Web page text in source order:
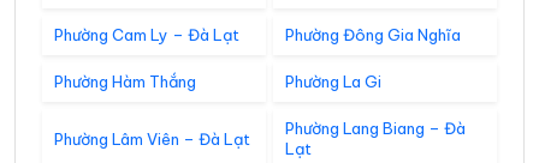
Phường Cam Ly – Đà Lạt Phường Đông Gia Nghĩa
Phường Hàm Thắng Phường La Gi
Phường Lâm Viên – Đà Lạt
Phường Lang Biang – Đà
Lạt